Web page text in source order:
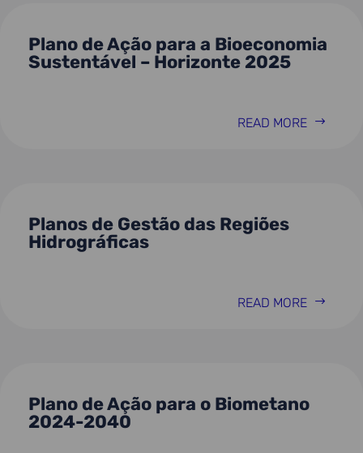
Plano de Ação para a Bioeconomia
Sustentável – Horizonte 2025
READ MORE
Planos de Gestão das Regiões
Hidrográficas
READ MORE
Plano de Ação para o Biometano
2024-2040